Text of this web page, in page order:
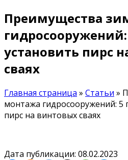
Преимущества
установить пирс
сваях
Главная страница » Статьи »
монтажа гидросооружений: 5
пирс на винтовых сваях
Дата публикации: 08.02.2023